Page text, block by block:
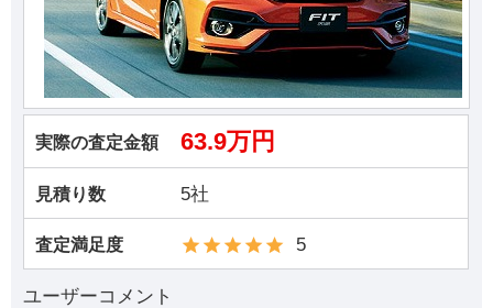
実際の査定金額 63.9万円
見積り数 5社
査定満足度 5
ユーザーコメント